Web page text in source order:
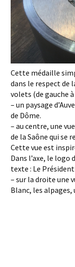
Cette médaille
dans le respect de
volets (de gauche
– un paysage
de Dôme.
– au centre, une
de la Saône qui se
Cette vue est
Dans l’axe, le
texte : Le
– sur la droite une
Blanc, les alpages,